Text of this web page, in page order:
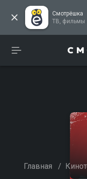
Смотрёшка
Главная /